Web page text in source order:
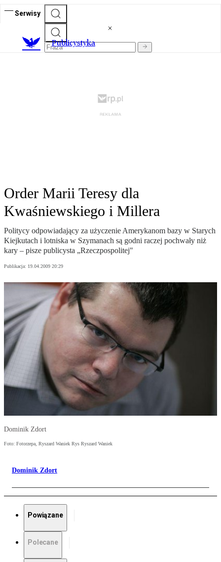
Serwisy
Publicystyka
Order Marii Teresy dla
Kwaśniewskiego i Millera
Politycy odpowiadający za użyczenie Amerykanom bazy w Starych
Kiejkutach i lotniska w Szymanach są godni raczej pochwały niż
kary – pisze publicysta „Rzeczpospolitej"
Publikacja: 19.04.2009 20:29
Dominik Zdort
Foto: Fotorzepa, Ryszard Waniek Rys Ryszard Waniek
Dominik Zdort
Powiązane
Polecane